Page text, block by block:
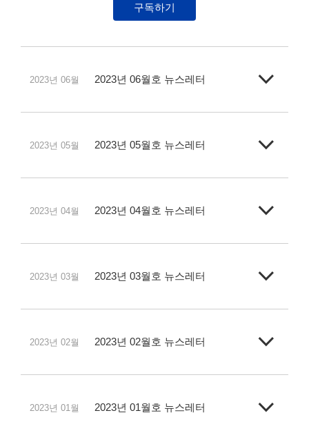
구독하기
2023년 06월 2023년 06월호 뉴스레터
2023년 05월 2023년 05월호 뉴스레터
2023년 04월 2023년 04월호 뉴스레터
2023년 03월 2023년 03월호 뉴스레터
2023년 02월 2023년 02월호 뉴스레터
2023년 01월 2023년 01월호 뉴스레터